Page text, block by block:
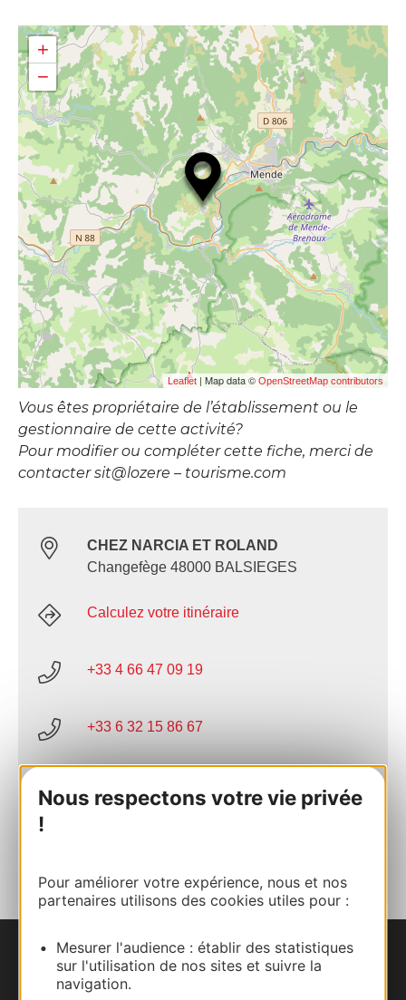
Nous respectons votre vie privée
!
Pour améliorer votre expérience, nous et nos
partenaires utilisons des cookies utiles pour :
Mesurer l'audience : établir des statistiques
sur l'utilisation de nos sites et suivre la
navigation.
+
−
Leaflet | Map data © OpenStreetMap contributors
Vous êtes propriétaire de l’établissement ou le
gestionnaire de cette activité?
Pour modifier ou compléter cette fiche, merci de
contacter sit@lozere – tourisme.com
CHEZ NARCIA ET ROLAND
Changefège 48000 BALSIEGES
Calculez votre itinéraire
+33 4 66 47 09 19
+33 6 32 15 86 67
Nous contacter